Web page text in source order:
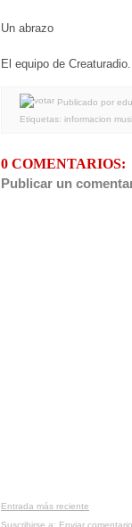
Un abrazo
El equipo de
Publicado por
Etiquetas: informacion
0 COMENTARIOS:
Publicar un
Entrada más reciente
Suscribirse a: Enviar